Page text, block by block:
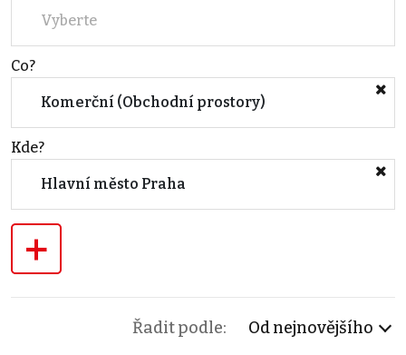
Vyberte
Co?
Komerční (Obchodní prostory)
Kde?
Hlavní město Praha
+
Řadit podle: Od nejnovějšího